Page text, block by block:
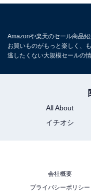
※掲載されている情報
じめご了承ください。
Amazonや楽天のセール商品
お買いものがもっと楽しく、
逃したくない大規模セールの
All About
イチオシ
会社概要
プライバシーポリシー